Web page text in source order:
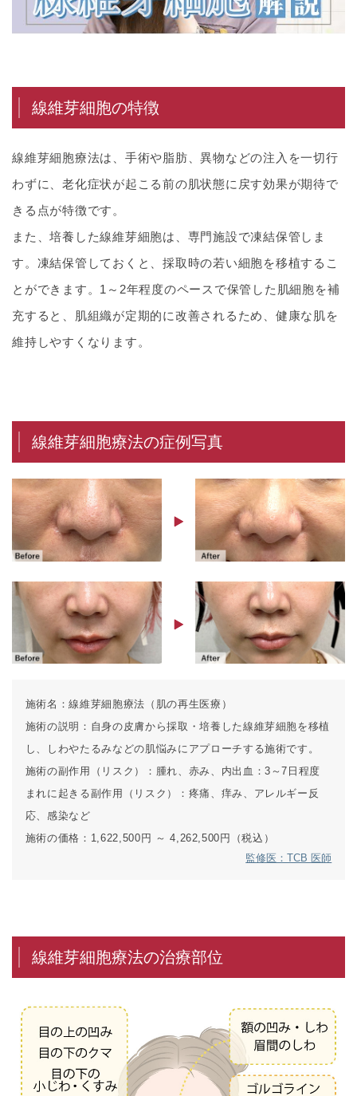
線維芽細胞の特徴
線維芽細胞療法は、手術や脂肪、異物などの注入を一切行
わずに、老化症状が起こる前の肌状態に戻す効果が期待で
きる点が特徴です。
また、培養した線維芽細胞は、専門施設で凍結保管しま
す。凍結保管しておくと、採取時の若い細胞を移植するこ
とができます。1～2年程度のペースで保管した肌細胞を補
充すると、肌組織が定期的に改善されるため、健康な肌を
維持しやすくなります。
線維芽細胞療法の症例写真
施術名：線維芽細胞療法（肌の再生医療）
施術の説明： 自身の皮膚から採取・培養した線維芽細胞を移植
し、しわやたるみなどの肌悩みにアプローチする施術です。
施術の副作用（リスク）： 腫れ、赤み、内出血：3～7日程度
まれに起きる副作用（リスク）： 疼痛、痒み、アレルギー反
応、感染など
施術の価格： 1,622,500円 ～ 4,262,500円（税込）
監修医：TCB 医師
線維芽細胞療法の治療部位